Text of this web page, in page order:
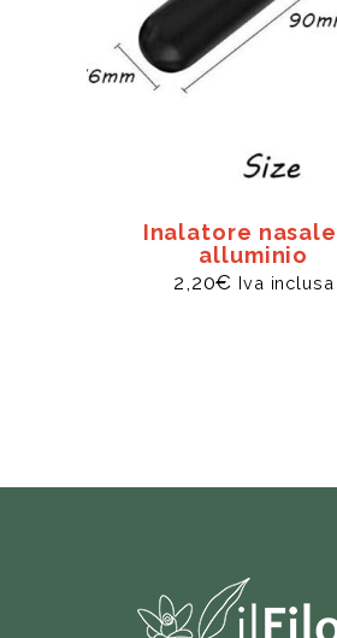
Inalatore
alluminio
2,20€ Iva inclusa